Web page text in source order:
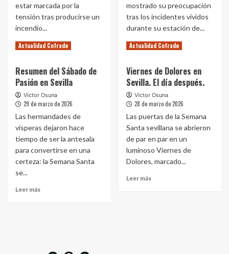
estar marcada por la
tensión tras producirse un
incendio...
Leer másLeer
Un
incendio
en
pleno
obliga
a
alterar
recorridos
en
Santo
mostrado su preocupación
tras los incidentes vividos
durante su estación de...
Leer másLeer
La
Hermandad
de
la
alza
la
voz
ante
la
de
Actualidad Cofrade
Resumen del Sábado de
Pasión en Sevilla
Víctor Osuna
29 de marzo de 2026
Las hermandades de
vísperas dejaron hace
tiempo de ser la antesala
para convertirse en una
certeza: la Semana Santa
se...
Leer más
Actualidad Cofrade
Viernes de Dolores en
Sevilla. El día después.
Víctor Osuna
28 de marzo de 2026
Las puertas de la Semana
Santa sevillana se abrieron
de par en par en un
luminoso Viernes de
Dolores, marcado...
Leer másLeer